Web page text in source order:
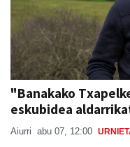
"Banakako
eskubidea
Aiurri abu 07, 12:00